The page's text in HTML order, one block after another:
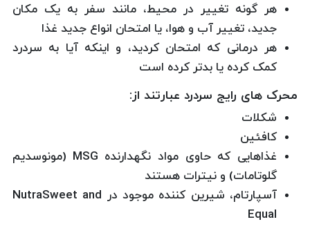
هر گونه تغییر در محیط، مانند سفر به یک مکان
جدید، تغییر آب و هوا، یا امتحان انواع جدید غذا
هر درمانی که امتحان کردید، و اینکه آیا به سردرد
کمک کرده یا بدتر کرده است
محرک های رایج سردرد عبارتند از:
شکلات
کافئین
غذاهایی که حاوی مواد نگهدارنده MSG (مونوسدیم
گلوتامات) و نیترات هستند
آسپارتام، شیرین کننده موجود در NutraSweet and
Equal